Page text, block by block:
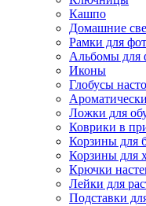
Кашпо
Домашние
Рамки для
Альбомы для
Иконы
Глобусы
Ложки для
Коврики в
Корзины для
Корзины для
Крючки
Лейки для
Подставки